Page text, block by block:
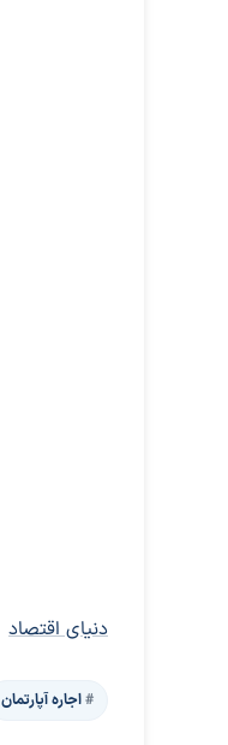
دنیای اقتصاد
اجاره آپارتمان